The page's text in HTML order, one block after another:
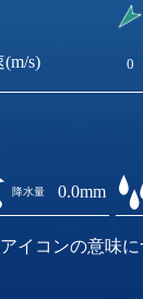
(m/s) 0
降水量 0.0mm
イコンの意味に